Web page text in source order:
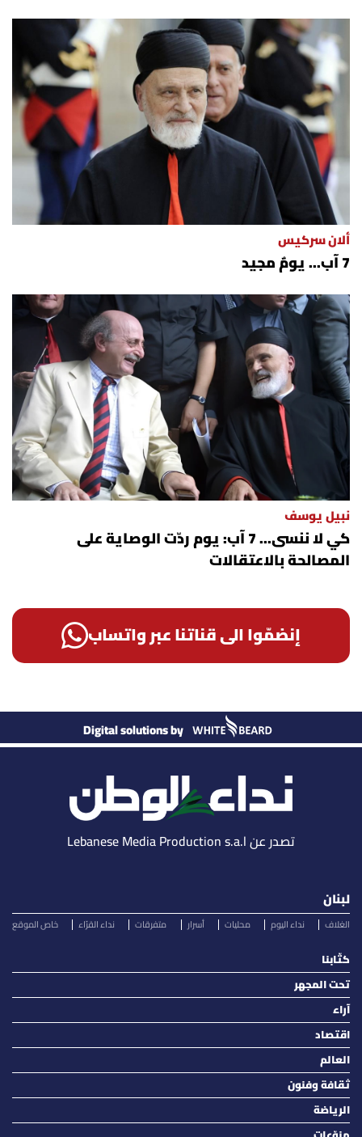
ألان سركيس
7 آب... يومٌ مجيد
نبيل يوسف
كي لا ننسى... 7 آب: يوم ردّت الوصاية على
المصالحة بالاعتقالات
إنضمّوا الى قناتنا عبر واتساب
Digital solutions by
تصدر عن Lebanese Media Production s.a.l
لبنان
الغلاف نداء اليوم محليات أسرار متفرقات نداء القرّاء خاص الموقع
كتّابنا
تحت المجهر
آراء
اقتصاد
العالم
ثقافة وفنون
الرياضة